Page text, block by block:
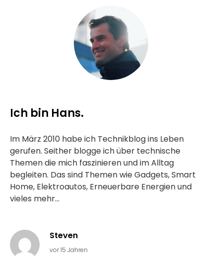
Ich bin Hans.
Im März 2010 habe ich Technikblog ins Leben
gerufen. Seither blogge ich über technische
Themen die mich faszinieren und im Alltag
begleiten. Das sind Themen wie Gadgets, Smart
Home, Elektroautos, Erneuerbare Energien und
vieles mehr...
Steven
vor 15 Jahren